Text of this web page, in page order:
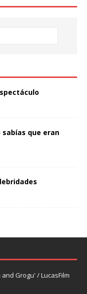
que eran